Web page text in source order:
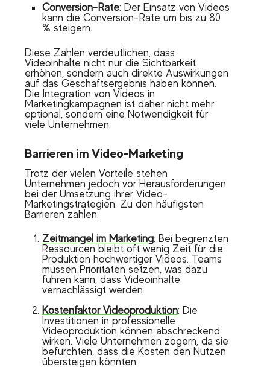
Conversion-Rate: Der Einsatz von Videos
kann die Conversion-Rate um bis zu 80
% steigern.
Diese Zahlen verdeutlichen, dass
Videoinhalte nicht nur die Sichtbarkeit
erhöhen, sondern auch direkte Auswirkungen
auf das Geschäftsergebnis haben können.
Die Integration von Videos in
Marketingkampagnen ist daher nicht mehr
optional, sondern eine Notwendigkeit für
viele Unternehmen.
Barrieren im Video-Marketing
Trotz der vielen Vorteile stehen
Unternehmen jedoch vor Herausforderungen
bei der Umsetzung ihrer Video-
Marketingstrategien. Zu den häufigsten
Barrieren zählen:
Zeitmangel im Marketing: Bei begrenzten
Ressourcen bleibt oft wenig Zeit für die
Produktion hochwertiger Videos. Teams
müssen Prioritäten setzen, was dazu
führen kann, dass Videoinhalte
vernachlässigt werden.
Kostenfaktor Videoproduktion: Die
Investitionen in professionelle
Videoproduktion können abschreckend
wirken. Viele Unternehmen zögern, da sie
befürchten, dass die Kosten den Nutzen
übersteigen könnten.